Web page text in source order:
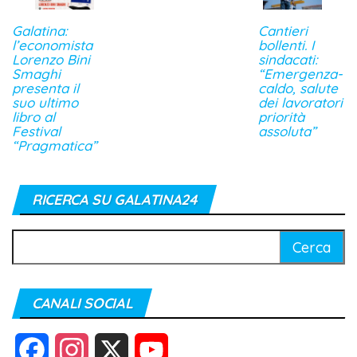
Galatina:
l’economista
Lorenzo Bini
Smaghi
presenta il
suo ultimo
libro al
Festival
“Pragmatica”
Cantieri
bollenti. I
sindacati:
“Emergenza-
caldo, salute
dei lavoratori
priorità
assoluta”
RICERCA SU GALATINA24
per:
CANALI SOCIAL